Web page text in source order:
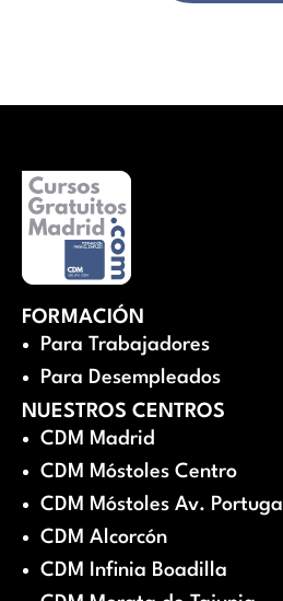
FORMACIÓN
Para Trabajadores
Para Desempleados
NUESTROS CENTROS
CDM Madrid
CDM Móstoles Centro
CDM Móstoles Av. Portugal
CDM Alcorcón
CDM Infinia Boadilla